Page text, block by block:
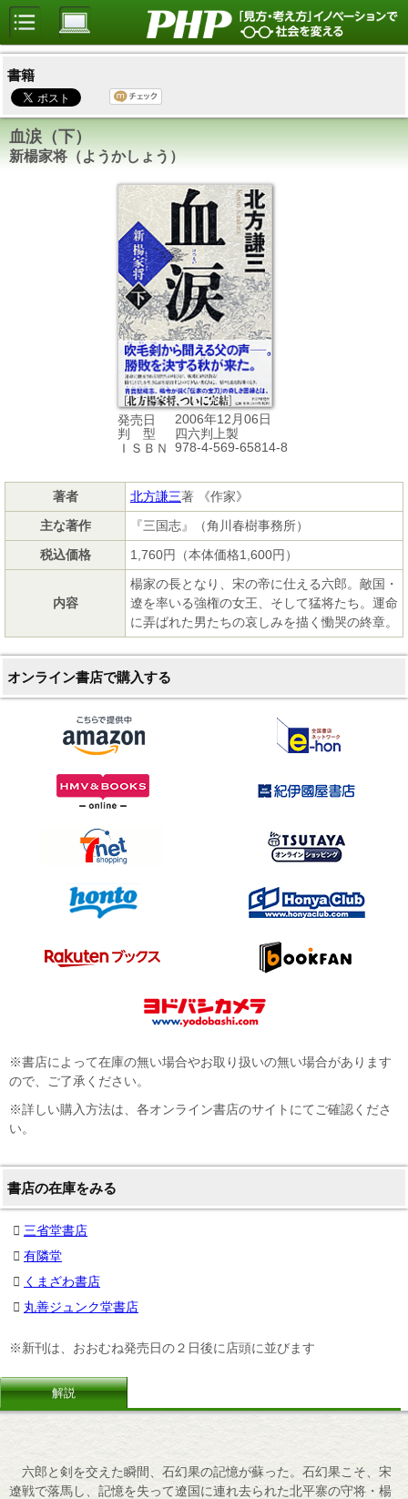
書籍
血涙（下）
新楊家将（ようかしょう）
発売日
2006年12月06日
判 型
四六判上製
ＩＳＢＮ
978-4-569-65814-8
著者 北方謙三著 《作家》
主な著作
『三国志』（角川春樹事務所）
税込価格
1,760円（本体価格1,600円）
内容
楊家の長となり、宋の帝に仕える六郎。敵国・
遼を率いる強権の女王、そして猛将たち。運命
に弄ばれた男たちの哀しみを描く慟哭の終章。
オンライン書店で購入する
※書店によって在庫の無い場合やお取り扱いの無い場合があります
ので、ご了承ください。
※詳しい購入方法は、各オンライン書店のサイトにてご確認くださ
い。
書店の在庫をみる
三省堂書店
有隣堂
くまざわ書店
丸善ジュンク堂書店
※新刊は、おおむね発売日の２日後に店頭に並びます
解説
六郎と剣を交えた瞬間、石幻果の記憶が蘇った。石幻果こそ、宋
遼戦で落馬し、記憶を失って遼国に連れ去られた北平寨の守将・楊